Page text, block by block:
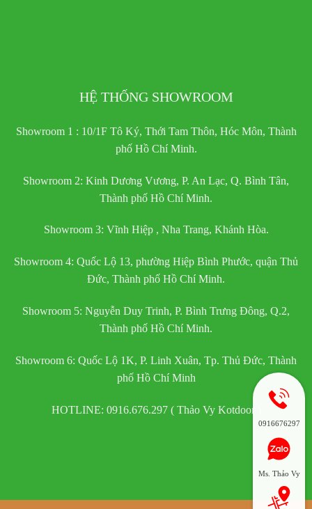
HỆ THỐNG SHOWROOM
Showroom 1 : 10/1F Tô Ký, Thới Tam Thôn, Hóc Môn, Thành
phố Hồ Chí Minh.
Showroom 2: Kinh Dương Vương, P. An Lạc, Q. Bình Tân,
Thành phố Hồ Chí Minh.
Showroom 3: Vĩnh Hiệp , Nha Trang, Khánh Hòa.
Showroom 4: Quốc Lộ 13, phường Hiệp Bình Phước, quận Thủ
Đức, Thành phố Hồ Chí Minh.
Showroom 5: Nguyễn Duy Trinh, P. Bình Trưng Đông, Q.2,
Thành phố Hồ Chí Minh.
Showroom 6: Quốc Lộ 1K, P. Linh Xuân, Tp. Thủ Đức, Thành
phố Hồ Chí Minh
HOTLINE: 0916.676.297 ( Thảo Vy Kotdoor )
0916676297
Ms. Thảo Vy